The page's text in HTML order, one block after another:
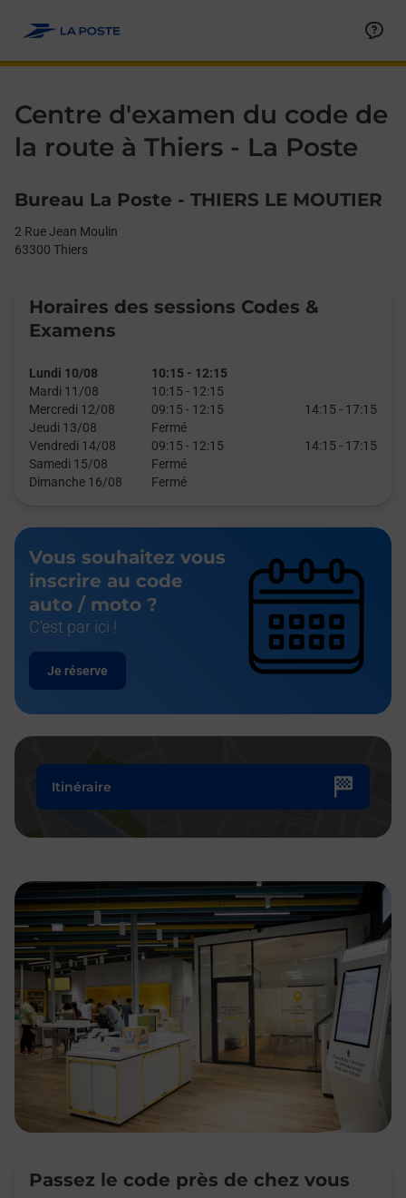
Centre d'examen du code de
la route à Thiers - La Poste
Bureau La Poste - THIERS LE MOUTIER
2 Rue Jean Moulin
63300 Thiers
Horaires des sessions Codes &
Examens
Lundi 10/08 10:15 - 12:15
Mardi 11/08
10:15 - 12:15
Mercredi 12/08
09:15 - 12:15 14:15 - 17:15
Jeudi 13/08
Fermé
Vendredi 14/08
09:15 - 12:15 14:15 - 17:15
Samedi 15/08
Fermé
Dimanche 16/08
Fermé
Vous souhaitez vous
inscrire au code
auto / moto ?
C'est par ici !
Je réserve
Itinéraire
Passez le code près de chez vous